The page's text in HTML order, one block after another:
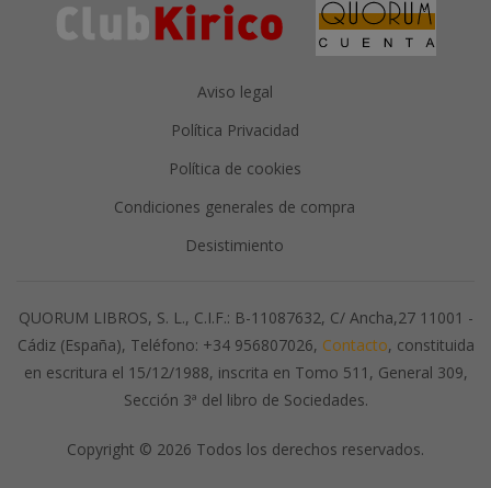
Aviso legal
Política Privacidad
Política de cookies
Condiciones generales de compra
Desistimiento
QUORUM LIBROS, S. L., C.I.F.: B-11087632, C/ Ancha,27 11001 -
Cádiz (España), Teléfono: +34 956807026, Contacto, constituida
en escritura el 15/12/1988, inscrita en Tomo 511, General 309,
Sección 3ª del libro de Sociedades.
Copyright © 2026 Todos los derechos reservados.